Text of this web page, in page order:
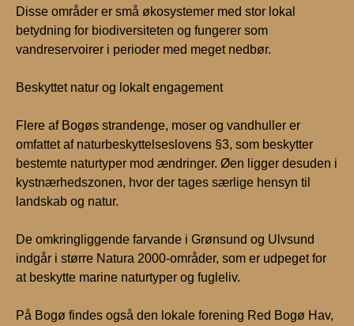
Disse områder er små økosystemer med stor lokal
betydning for biodiversiteten og fungerer som
vandreservoirer i perioder med meget nedbør.
Beskyttet natur og lokalt engagement
Flere af Bogøs strandenge, moser og vandhuller er
omfattet af naturbeskyttelseslovens §3, som beskytter
bestemte naturtyper mod ændringer. Øen ligger desuden i
kystnærhedszonen, hvor der tages særlige hensyn til
landskab og natur.
De omkringliggende farvande i Grønsund og Ulvsund
indgår i større Natura 2000-områder, som er udpeget for
at beskytte marine naturtyper og fugleliv.
På Bogø findes også den lokale forening Red Bogø Hav,